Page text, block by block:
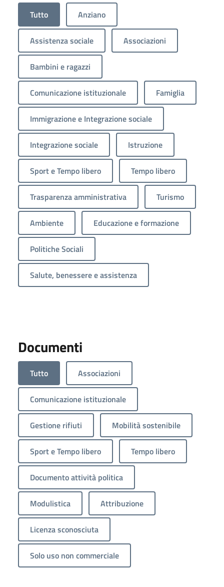
Tutto Anziano
Assistenza sociale Associazioni
Bambini e ragazzi
Comunicazione istituzionale Famiglia
Immigrazione e Integrazione sociale
Integrazione sociale Istruzione
Sport e Tempo libero Tempo libero
Trasparenza amministrativa Turismo
Ambiente Educazione e formazione
Politiche Sociali
Salute, benessere e assistenza
Documenti
Tutto Associazioni
Comunicazione istituzionale
Gestione rifiuti Mobilità sostenibile
Sport e Tempo libero Tempo libero
Documento attività politica
Modulistica Attribuzione
Licenza sconosciuta
Solo uso non commerciale